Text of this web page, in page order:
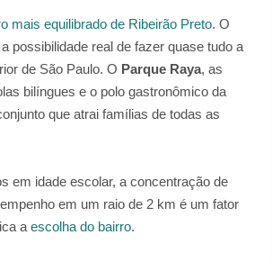
mais equilibrado de Ribeirão Preto. O
possibilidade real de fazer quase tudo a
de São Paulo. O Parque Raya, as
bilíngues e o polo gastronômico da
que atrai famílias de todas as
em idade escolar, a concentração de
em um raio de 2 km é um fator
a escolha do bairro.